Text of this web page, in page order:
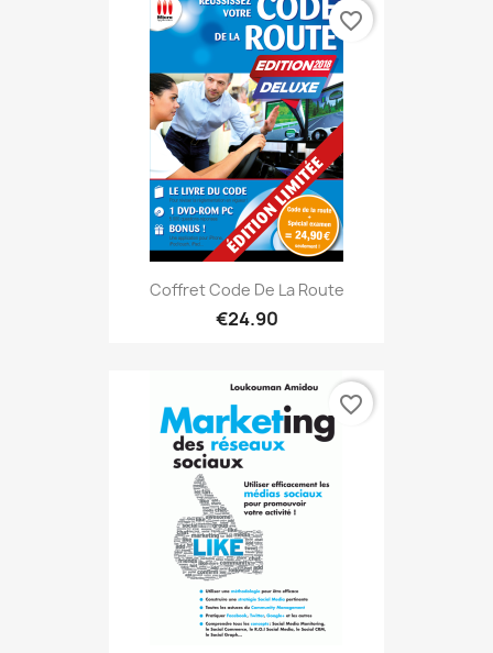
Coffret Code De La Route
€24.90
favorite_border
favorite_border